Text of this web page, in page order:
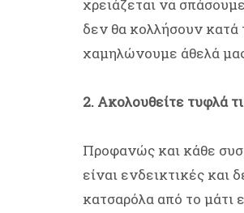
χρειάζεται να
δεν θα κολλήσουν κατά
χαμηλώνουμε άθελά
2. Ακολουθείτε τυφλά
Προφανώς και κάθε
είναι ενδεικτικές
κατσαρόλα από το μάτι